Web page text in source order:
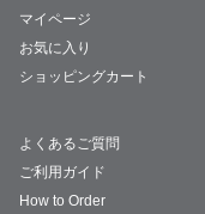
マイページ
お気に入り
ショッピングカート
よくあるご質問
ご利用ガイド
How to Order